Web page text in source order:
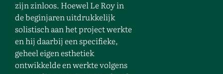
zijn zinloos. Hoewel Le Roy in
de beginjaren uitdrukkelijk
solistisch aan het project werkte
en hij daarbij een specifieke,
geheel eigen esthetiek
ontwikkelde en werkte volgens